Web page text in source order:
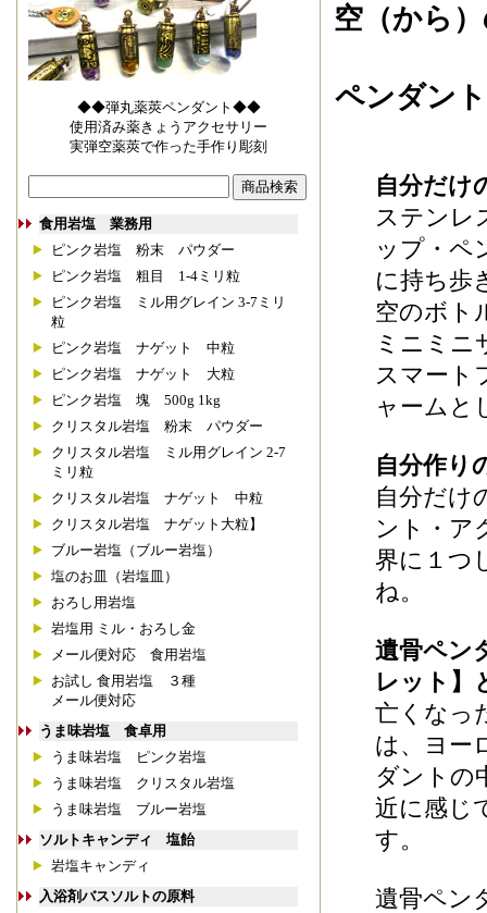
◆◆弾丸薬莢ペンダント◆◆
使用済み薬きょうアクセサリー
実弾空薬莢で作った手作り彫刻
食用岩塩 業務用
ピンク岩塩 粉末 パウダー
ピンク岩塩 粗目 1-4ミリ粒
ピンク岩塩 ミル用グレイン 3-7ミリ
粒
ピンク岩塩 ナゲット 中粒
ピンク岩塩 ナゲット 大粒
ピンク岩塩 塊 500g 1kg
クリスタル岩塩 粉末 パウダー
クリスタル岩塩 ミル用グレイン 2-7
ミリ粒
クリスタル岩塩 ナゲット 中粒
クリスタル岩塩 ナゲット大粒】
ブルー岩塩（ブルー岩塩）
塩のお皿（岩塩皿）
おろし用岩塩
岩塩用 ミル・おろし金
メール便対応 食用岩塩
お試し 食用岩塩 ３種
メール便対応
うま味岩塩 食卓用
うま味岩塩 ピンク岩塩
うま味岩塩 クリスタル岩塩
うま味岩塩 ブルー岩塩
ソルトキャンディ 塩飴
岩塩キャンディ
入浴剤バスソルトの原料
空（から
ペンダン
自分だけ
ステンレ
ップ・ペ
に持ち歩
空のボト
ミニミニ
スマート
ャームと
自分作り
自分だけ
ント・ア
界に１つ
ね。
遺骨ペン
レット】
亡くなっ
は、ヨー
ダントの
近に感じ
す。
遺骨ペン